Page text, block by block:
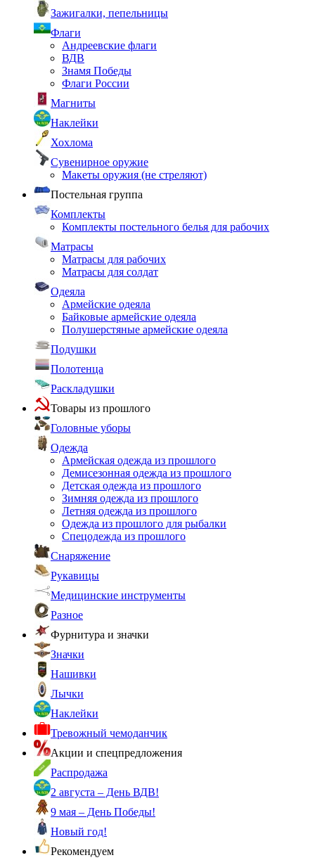
Зажигалки, пепельницы
Флаги
Андреевские флаги
ВДВ
Знамя Победы
Флаги России
Магниты
Наклейки
Хохлома
Сувенирное оружие
Макеты оружия (не стреляют)
Постельная группа
Комплекты
Комплекты постельного белья для рабочих
Матрасы
Матрасы для рабочих
Матрасы для солдат
Одеяла
Армейские одеяла
Байковые армейские одеяла
Полушерстяные армейские одеяла
Подушки
Полотенца
Раскладушки
Товары из прошлого
Головные уборы
Одежда
Армейская одежда из прошлого
Демисезонная одежда из прошлого
Детская одежда из прошлого
Зимняя одежда из прошлого
Летняя одежда из прошлого
Одежда из прошлого для рыбалки
Спецодежда из прошлого
Снаряжение
Рукавицы
Медицинские инструменты
Разное
Фурнитура и значки
Значки
Нашивки
Лычки
Наклейки
Тревожный чемоданчик
Акции и спецпредложения
Распродажа
2 августа – День ВДВ!
9 мая – День Победы!
Новый год!
Рекомендуем